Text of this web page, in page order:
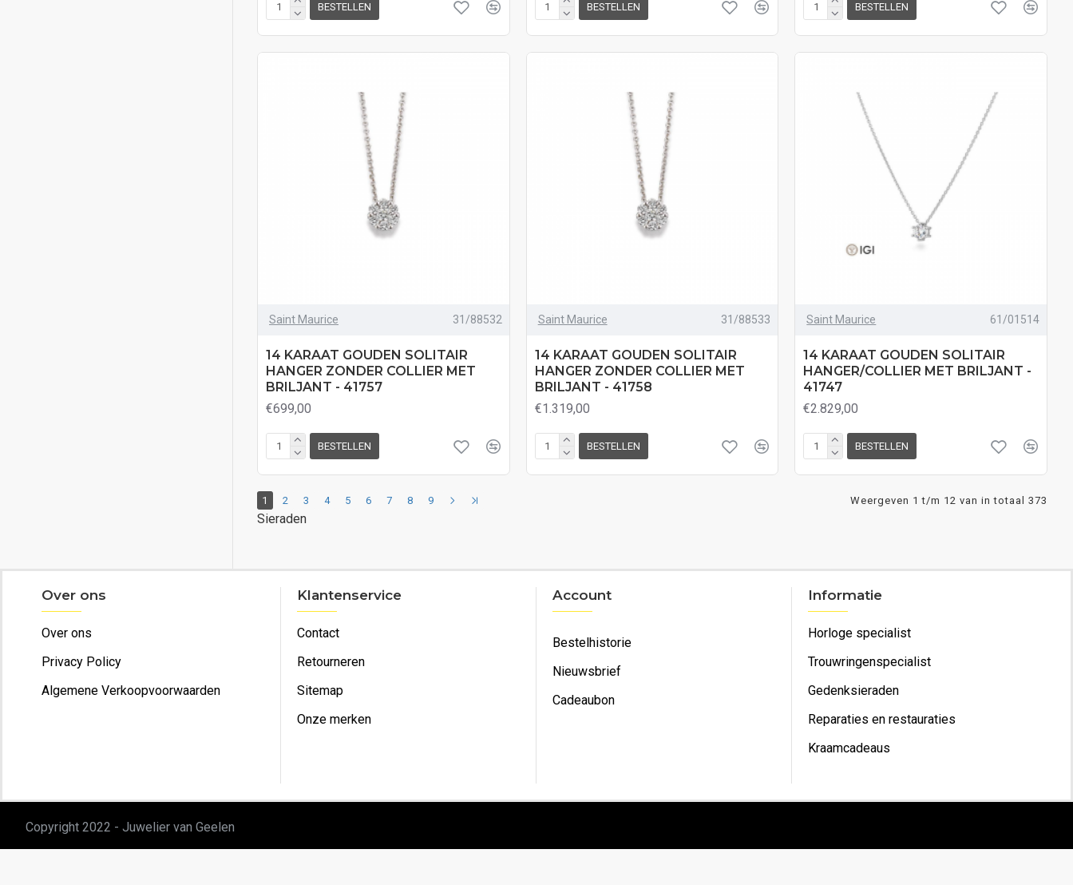
BESTELLEN BESTELLEN BESTELLEN
Saint Maurice 31/88532
14 KARAAT GOUDEN SOLITAIR
HANGER ZONDER COLLIER MET
BRILJANT - 41757
€699,00
BESTELLEN
Saint Maurice 31/88533
14 KARAAT GOUDEN SOLITAIR
HANGER ZONDER COLLIER MET
BRILJANT - 41758
€1.319,00
BESTELLEN
Saint Maurice 61/01514
14 KARAAT GOUDEN SOLITAIR
HANGER/COLLIER MET BRILJANT -
41747
€2.829,00
BESTELLEN
1 2 3 4 5 6 7 8 9 Weergeven 1 t/m 12 van in totaal 373
Sieraden
Over ons
Over ons
Privacy Policy
Algemene Verkoopvoorwaarden
Klantenservice
Contact
Retourneren
Sitemap
Onze merken
Account
Bestelhistorie
Nieuwsbrief
Cadeaubon
Informatie
Horloge specialist
Trouwringenspecialist
Gedenksieraden
Reparaties en restauraties
Kraamcadeaus
Copyright 2022 - Juwelier van Geelen